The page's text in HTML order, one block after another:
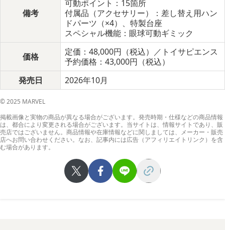
備考
可動ポイント：15箇所
付属品（アクセサリー）：差し替え用ハン
ドパーツ（×4）、特製台座
スペシャル機能：眼球可動ギミック
価格
定価：48,000円（税込）／トイサピエンス
予約価格：43,000円（税込）
発売日
2026年10月
© 2025 MARVEL
掲載画像と実物の商品が異なる場合がございます。発売時期・仕様などの商品情報
は、都合により変更される場合がございます。当サイトは、情報サイトであり、販
売店ではございません。商品情報や在庫情報などに関しましては、メーカー・販売
店へお問い合わせください。なお、記事内には広告（アフィリエイトリンク）を含
む場合があります。